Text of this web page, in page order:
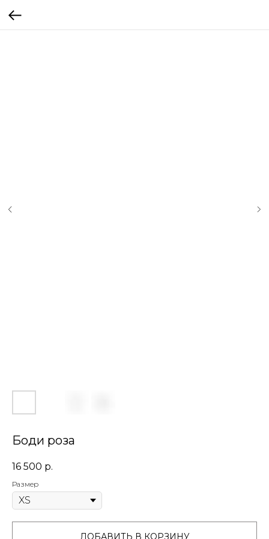
Боди роза
16 500 р.
Размер
ДОБАВИТЬ В КОРЗИНУ